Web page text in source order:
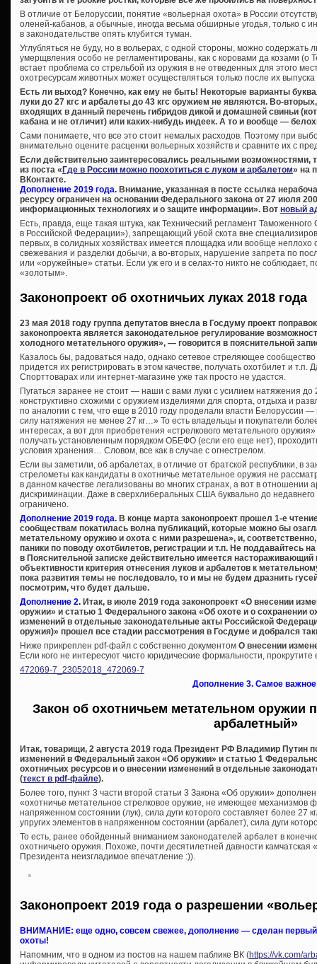
В отличие от Белоруссии, понятие «вольерная охота» в России
оленей-кабанов, а обычные, иногда весьма обширные угодья, только с
в законодательстве опять клубится туман.
Углубляться не буду, но в вольерах, с одной стороны, можно
умерщвления особо не регламентированы, как с коровами да козами (о
встает проблема со стрельбой из оружия в не отведенных для этого
охотресурсам животных может осуществляться только после их
Есть ли выход? Конечно, как ему не быть! Некоторые варианты
луки до 27 кгс и арбалеты до 43 кгс оружием не являются. Во-
входящих в данный перечень гибридов дикой и домашней свиньи
кабана и не отличит) или каких-нибудь индеек. А то и вообще —
Сами понимаете, что все это стоит немалых расходов. Поэтому при
внимательно оцените расценки вольерных хозяйств и сравните их с
Если действительно заинтересовались реальными
из поста « Где в России можно поохотиться с луком и арбалетом» на
ВКонтакте.
Дополнение 2019 года. Внимание, указанная в посте ссылка
ресурсу ограничен на основании Федерального закона от 27 июля
информационных технологиях и о защите информации». Вот новый
Есть, правда, еще такая штука, как Технический регламент
в Российской Федерации»), запрещающий убой скота вне
первых, в солидных хозяйствах имеется площадка или вообще
свежевания и разделки добычи, а во-вторых, нарушение запрета по
или «оружейные» статьи. Если уж его и в селах-то никто не соблюдает,
«золотым».
Законопроект об охотничьих луках 2018 года
23 мая 2018 году группа депутатов внесла в Госдуму проект
законопроекта является законодательное регулирование
холодного метательного оружия», — говорится в пояснительной
Казалось бы, радоваться надо, однако сетевое стреляющее
придется их регистрировать в этом качестве, получать охотбилет и т.п.
Спорттоварах или интернет-магазине уже так просто не удастся.
Пугаться заранее не стоит — наши с вами луки с усилием натяжения до
конструктивно схожими с оружием изделиями для спорта, отдыха и
по аналогии с тем, что еще в 2010 году проделали власти Белоруссии
силу натяжения не менее 27 кг…» То есть владельцы и покупатели
интересах, а вот для приобретения «стрелкового метательного
получать установленным порядком ОБЕФО (если его еще нет),
условия хранения… Словом, все как в случае с огнестрелом.
Если вы заметили, об арбалетах, в отличие от братской республики, в
стрелометы как кандидаты в охотничье метательное оружия не
в данном качестве легализованы во многих странах, а вот в отношении
дискриминации. Даже в сверхлиберальных США буквально до
ограничено.
Дополнение 2019 года. В конце марта законопроект прошел 1-е
сообществам покатилась волна публикаций, которые можно бы
метательному оружию и охота с ними разрешена», и,
паники по поводу охотбилетов, регистрации и т.п. Не поддавайтесь
в Пояснительной записке действительно имеется
объективности критерия отнесения луков и арбалетов к
пока развития темы не последовало, то и мы не будем дразнить
посмотрим, что будет дальше.
Дополнение 2. Итак, в июле 2019 года законопроект «О внесении
оружии» и статью 1 Федерального закона «Об охоте и о сохранении
изменений в отдельные законодательные акты Российской
оружия)» прошел все стадии рассмотрения в Госдуме и добрался
Ниже прикреплен pdf-файл с собственно документом О внесении
Если кого не интересуют чисто юридические формальности, прокрутите
472069-7_23052018_472069-7
Дополнение 3. Самое
Закон об охотничьем метательном оружии
арбалетный»
Итак, товарищи, 2 августа 2019 года Президент РФ Владимир Путин
изменений в Федеральный закон «Об оружии» и статью 1
охотничьих ресурсов и о внесении изменений в отдельные
(текст в pdf-файле).
Более того, пункт 3 части второй статьи 3 Закона «Об оружии»
«охотничье метательное стрелковое оружие, не имеющее механизмов
напряженном состоянии (лук), сила дуги которого составляет более
упругих элементов в напряженном состоянии (арбалет), сила дуги
То есть, ранее обойденный вниманием законодателей арбалет в
охотничьего оружия. Похоже, почти десятилетней давности камчатская
Президента неизгладимое впечатление :)).
Законопроект 2019 года о разрешении
ВНИМАНИЕ: еще одно, совсем свежее, дополнение — сделан первый
охоты!
Напомним, что в одном из постов на нашем паблике ВК (https://vk.com/